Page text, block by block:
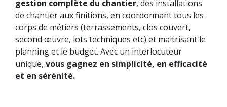
gestion complète du chantier, des installations
de chantier aux finitions, en coordonnant tous les
corps de métiers (terrassements, clos couvert,
second œuvre, lots techniques etc) et maitrisant le
planning et le budget. Avec un interlocuteur
unique, vous gagnez en simplicité, en efficacité
et en sérénité.